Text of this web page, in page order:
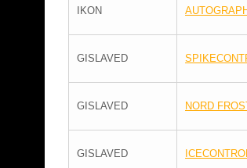
IKON
GISLAVED
GISLAVED NORD
GISLAVED